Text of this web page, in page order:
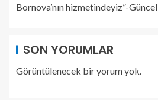
Bornova’nın hizmetindeyiz”-Güncel
SON YORUMLAR
Görüntülenecek bir yorum yok.